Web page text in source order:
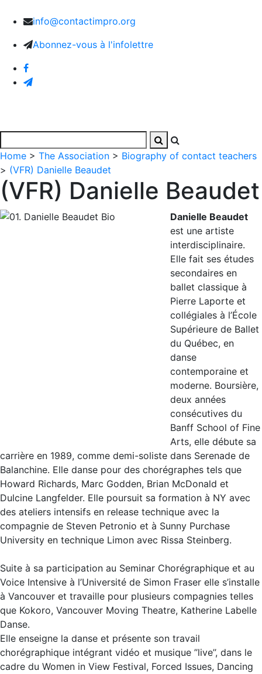
info@contactimpro.org
Abonnez-vous à l'infolettre
Home > The Association > Biography of contact teachers
> (VFR) Danielle Beaudet
(VFR) Danielle Beaudet
Danielle Beaudet
est une artiste
interdisciplinaire.
Elle fait ses études
secondaires en
ballet classique à
Pierre Laporte et
collégiales à l’École
Supérieure de Ballet
du Québec, en
danse
contemporaine et
moderne. Boursière,
deux années
consécutives du
Banff School of Fine
Arts, elle débute sa
carrière en 1989, comme demi-soliste dans Serenade de
Balanchine. Elle danse pour des chorégraphes tels que
Howard Richards, Marc Godden, Brian McDonald et
Dulcine Langfelder. Elle poursuit sa formation à NY avec
des ateliers intensifs en release technique avec la
compagnie de Steven Petronio et à Sunny Purchase
University en technique Limon avec Rissa Steinberg.
Suite à sa participation au Seminar Chorégraphique et au
Voice Intensive à l’Université de Simon Fraser elle s’installe
à Vancouver et travaille pour plusieurs compagnies telles
que Kokoro, Vancouver Moving Theatre, Katherine Labelle
Danse.
Elle enseigne la danse et présente son travail
chorégraphique intégrant vidéo et musique ’’live’’, dans le
cadre du Women in View Festival, Forced Issues, Dancing